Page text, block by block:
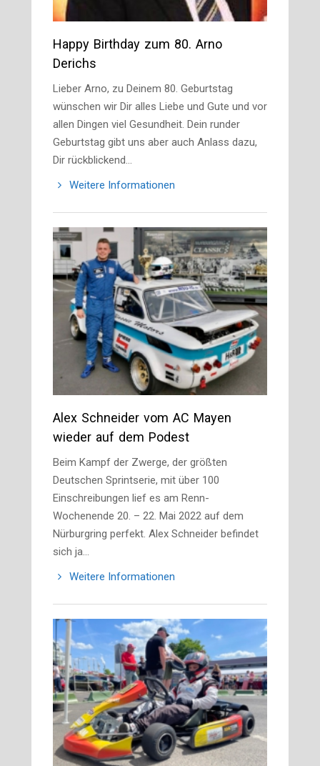
Happy Birthday zum 80. Arno
Derichs
Lieber Arno, zu Deinem 80. Geburtstag
wünschen wir Dir alles Liebe und Gute und vor
allen Dingen viel Gesundheit. Dein runder
Geburtstag gibt uns aber auch Anlass dazu,
Dir rückblickend…
Weitere Informationen
Alex Schneider vom AC Mayen
wieder auf dem Podest
Beim Kampf der Zwerge, der größten
Deutschen Sprintserie, mit über 100
Einschreibungen lief es am Renn-
Wochenende 20. – 22. Mai 2022 auf dem
Nürburgring perfekt. Alex Schneider befindet
sich ja…
Weitere Informationen